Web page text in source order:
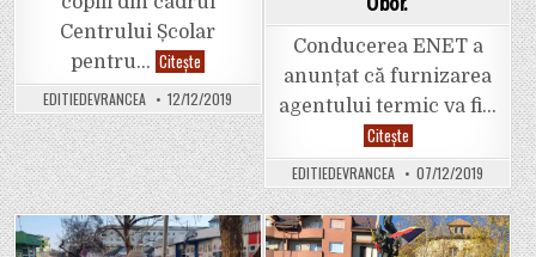
țeava
cu
probleme…
Centrului Școlar
pentru… Citește
polițiștilor,
împodobit
de
copii
EDITIEDEVRANCEA 12/12/2019
Conducerea ENET a
anunțat că furnizarea
agentului termic va fi…
CiteșteENET
oprește
căldura
luni,
9
decembrie.
Vor
fi
EDITIEDEVRANCEA 07/12/2019